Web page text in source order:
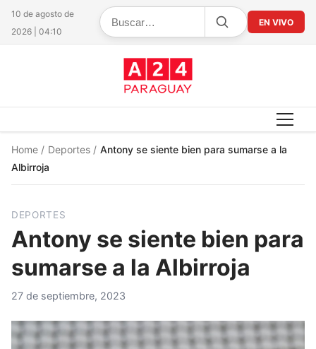
10 de agosto de
2026 | 04:10
EN VIVO
Home / Deportes / Antony se siente bien para sumarse a la
Albirroja
DEPORTES
Antony se siente bien para
sumarse a la Albirroja
27 de septiembre, 2023